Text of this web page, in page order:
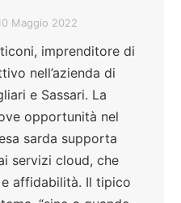
Maggio 2022
imprenditore di
nell’azienda di
e Sassari. La
opportunità nel
sarda supporta
servizi cloud, che
affidabilità. Il tipico